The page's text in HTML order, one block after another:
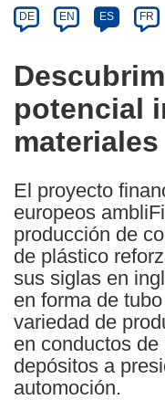
Category
Article
available
the
following
languages:
DE EN ES FR
potencial
El proyecto
europeos
producción de
de plástico
sus siglas en
en forma de
variedad de
en conductos
depósitos a
automoción.